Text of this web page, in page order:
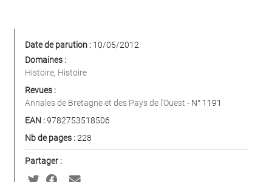
Date de parution : 10/05/2012
Domaines :
Histoire, Histoire
Revues :
Annales de Bretagne et des Pays de l'Ouest - N° 1191
EAN :9782753518506
Nb de pages :228
Partager :